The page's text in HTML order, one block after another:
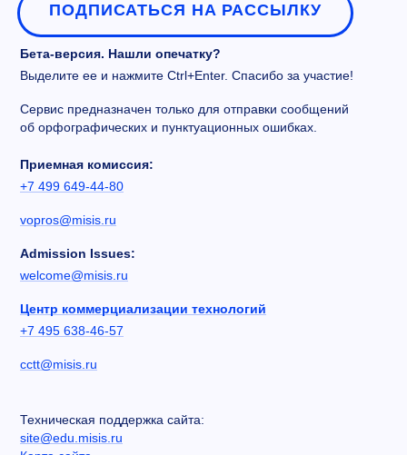
ПОДПИСАТЬСЯ НА РАССЫЛКУ
Бета-версия. Нашли опечатку?
Выделите ее и нажмите Ctrl+Enter. Спасибо за участие!
Сервис предназначен только для отправки сообщений
об орфографических и пунктуационных ошибках.
Приемная комиссия:
+7 499 649-44-80
vopros@misis.ru
Admission Issues:
welcome@misis.ru
Центр коммерциализации технологий
+7 495 638-46-57
cctt@misis.ru
Техническая поддержка сайта:
site@edu.misis.ru